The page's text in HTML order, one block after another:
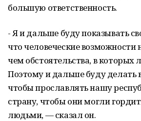
большую ответственность.
- Я и дальше буду показывать
что человеческие возможности
чем обстоятельства, в которых
Поэтому и дальше буду делать
чтобы прославлять нашу
страну, чтобы они могли
людьми, — сказал он.